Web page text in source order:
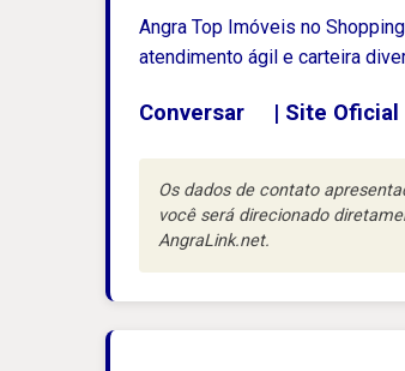
Angra Top Imóveis no
atendimento ágil e carteira
Conversar | Site Oficial
Os dados de contato
você será direcionado
AngraLink.net.